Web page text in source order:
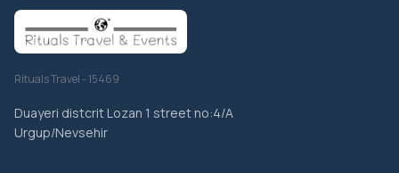
Rituals Travel - 15469
Duayeri distcrit Lozan 1 street no:4/A
Urgup/Nevsehir